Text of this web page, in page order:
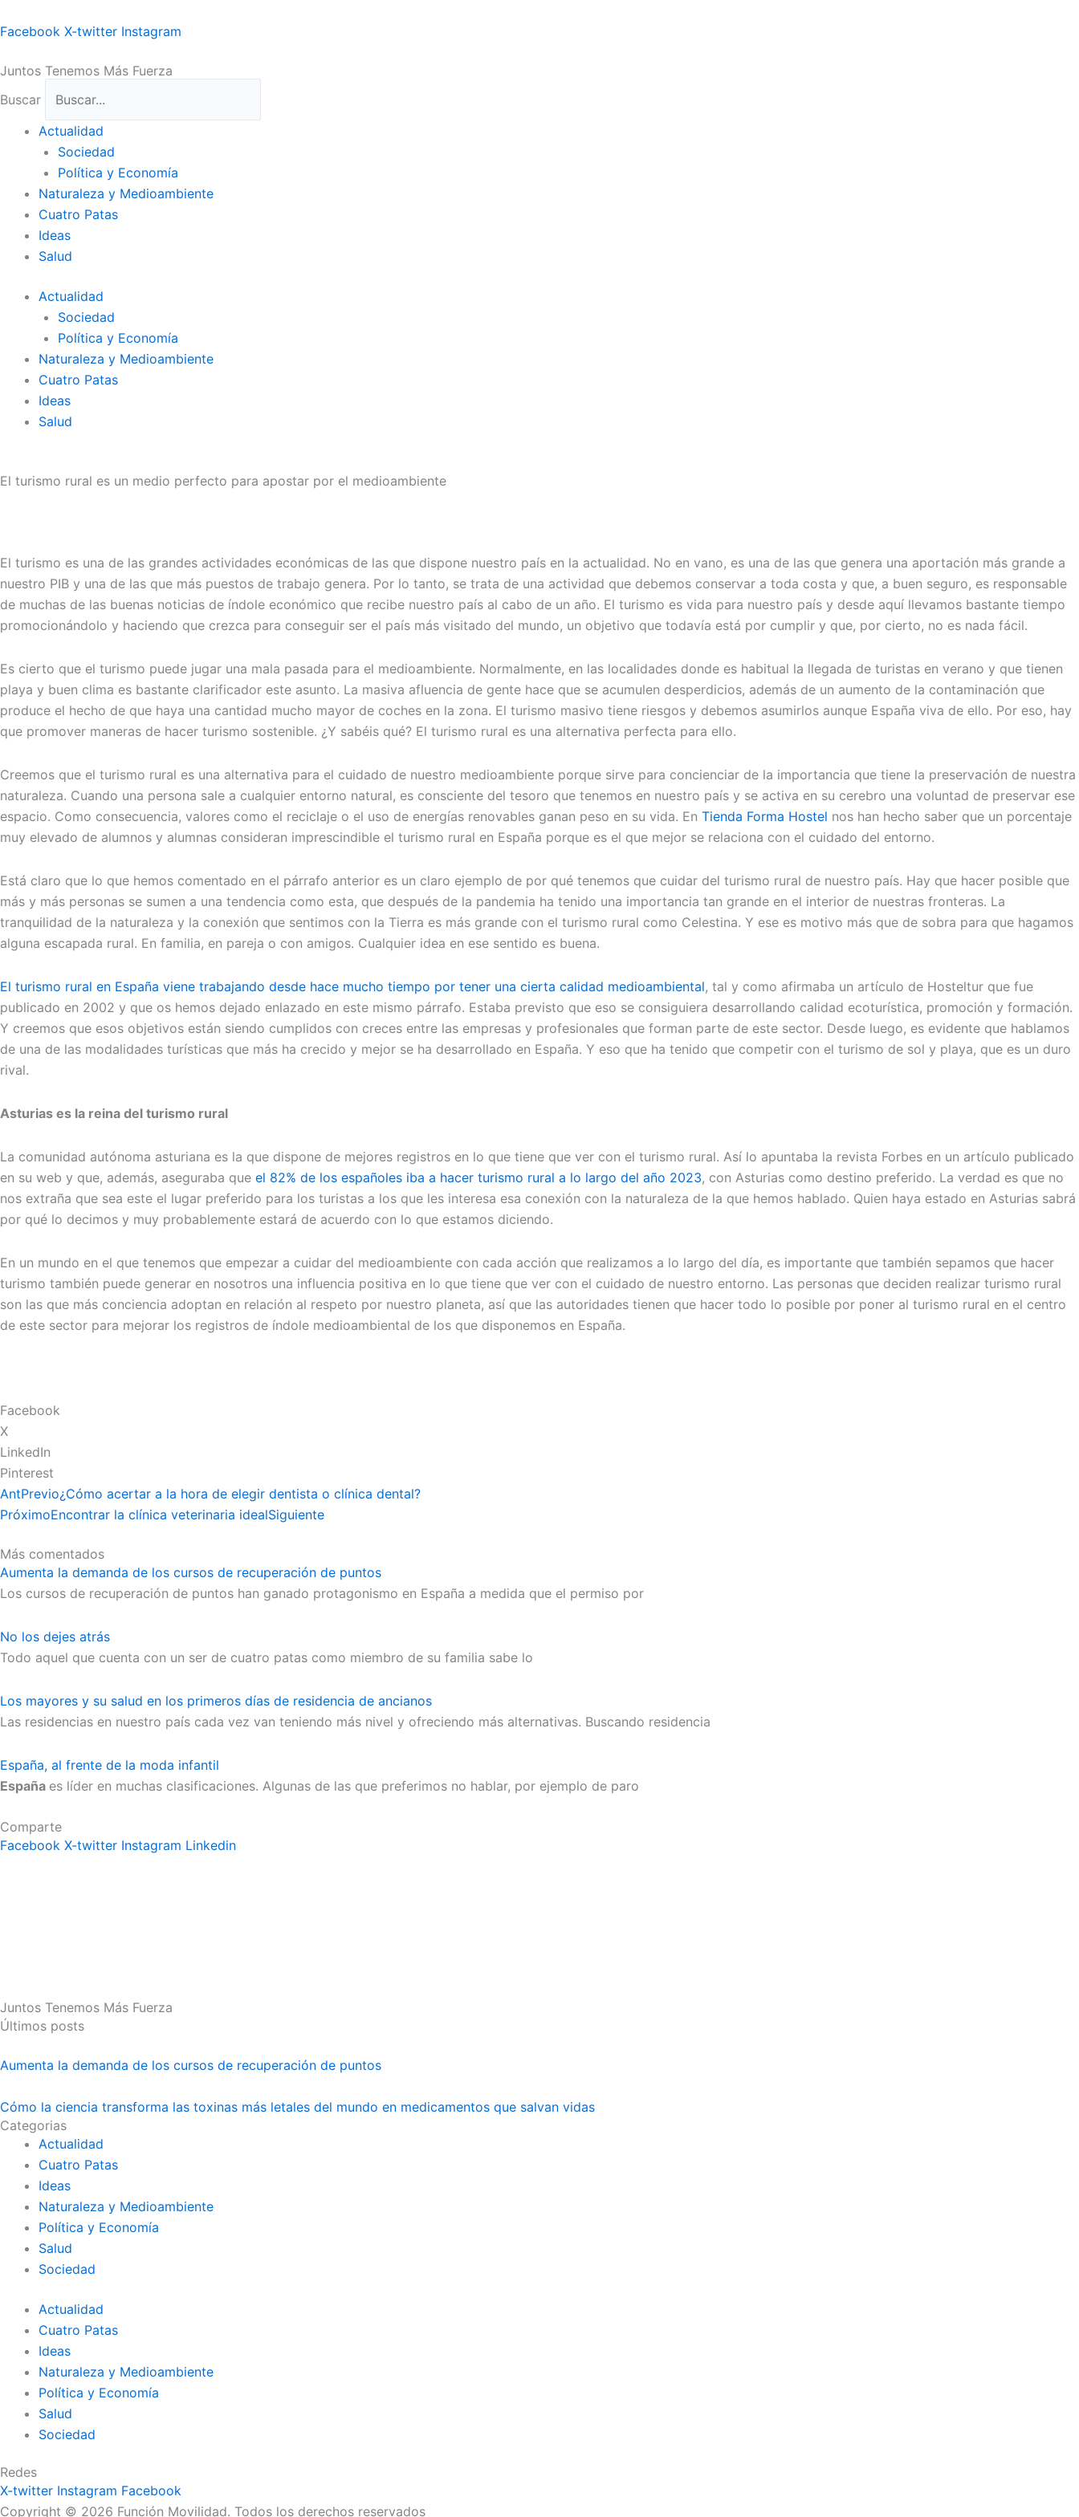
al
Facebook X-twitter Instagram
Juntos Tenemos Más Fuerza
Buscar
Actualidad
Sociedad
Política y Economía
Naturaleza y Medioambiente
Cuatro Patas
Ideas
Salud
Actualidad
Sociedad
Política y Economía
Naturaleza y Medioambiente
Cuatro Patas
Ideas
Salud
El turismo rural es un medio perfecto para apostar por el medioambiente
El turismo es una de las grandes actividades económicas de las que dispone nuestro país en la actualidad. No en vano, es una de las que genera una aportación más grande a
nuestro PIB y una de las que más puestos de trabajo genera. Por lo tanto, se trata de una actividad que debemos conservar a toda costa y que, a buen seguro, es responsable
de muchas de las buenas noticias de índole económico que recibe nuestro país al cabo de un año. El turismo es vida para nuestro país y desde aquí llevamos bastante tiempo
promocionándolo y haciendo que crezca para conseguir ser el país más visitado del mundo, un objetivo que todavía está por cumplir y que, por cierto, no es nada fácil.
Es cierto que el turismo puede jugar una mala pasada para el medioambiente. Normalmente, en las localidades donde es habitual la llegada de turistas en verano y que tienen
playa y buen clima es bastante clarificador este asunto. La masiva afluencia de gente hace que se acumulen desperdicios, además de un aumento de la contaminación que
produce el hecho de que haya una cantidad mucho mayor de coches en la zona. El turismo masivo tiene riesgos y debemos asumirlos aunque España viva de ello. Por eso, hay
que promover maneras de hacer turismo sostenible. ¿Y sabéis qué? El turismo rural es una alternativa perfecta para ello.
Creemos que el turismo rural es una alternativa para el cuidado de nuestro medioambiente porque sirve para concienciar de la importancia que tiene la preservación de nuestra
naturaleza. Cuando una persona sale a cualquier entorno natural, es consciente del tesoro que tenemos en nuestro país y se activa en su cerebro una voluntad de preservar ese
espacio. Como consecuencia, valores como el reciclaje o el uso de energías renovables ganan peso en su vida. En Tienda Forma Hostel nos han hecho saber que un porcentaje
muy elevado de alumnos y alumnas consideran imprescindible el turismo rural en España porque es el que mejor se relaciona con el cuidado del entorno.
Está claro que lo que hemos comentado en el párrafo anterior es un claro ejemplo de por qué tenemos que cuidar del turismo rural de nuestro país. Hay que hacer posible que
más y más personas se sumen a una tendencia como esta, que después de la pandemia ha tenido una importancia tan grande en el interior de nuestras fronteras. La
tranquilidad de la naturaleza y la conexión que sentimos con la Tierra es más grande con el turismo rural como Celestina. Y ese es motivo más que de sobra para que hagamos
alguna escapada rural. En familia, en pareja o con amigos. Cualquier idea en ese sentido es buena.
El turismo rural en España viene trabajando desde hace mucho tiempo por tener una cierta calidad medioambiental, tal y como afirmaba un artículo de Hosteltur que fue
publicado en 2002 y que os hemos dejado enlazado en este mismo párrafo. Estaba previsto que eso se consiguiera desarrollando calidad ecoturística, promoción y formación.
Y creemos que esos objetivos están siendo cumplidos con creces entre las empresas y profesionales que forman parte de este sector. Desde luego, es evidente que hablamos
de una de las modalidades turísticas que más ha crecido y mejor se ha desarrollado en España. Y eso que ha tenido que competir con el turismo de sol y playa, que es un duro
rival.
Asturias es la reina del turismo rural
La comunidad autónoma asturiana es la que dispone de mejores registros en lo que tiene que ver con el turismo rural. Así lo apuntaba la revista Forbes en un artículo publicado
en su web y que, además, aseguraba que el 82% de los españoles iba a hacer turismo rural a lo largo del año 2023, con Asturias como destino preferido. La verdad es que no
nos extraña que sea este el lugar preferido para los turistas a los que les interesa esa conexión con la naturaleza de la que hemos hablado. Quien haya estado en Asturias sabrá
por qué lo decimos y muy probablemente estará de acuerdo con lo que estamos diciendo.
En un mundo en el que tenemos que empezar a cuidar del medioambiente con cada acción que realizamos a lo largo del día, es importante que también sepamos que hacer
turismo también puede generar en nosotros una influencia positiva en lo que tiene que ver con el cuidado de nuestro entorno. Las personas que deciden realizar turismo rural
son las que más conciencia adoptan en relación al respeto por nuestro planeta, así que las autoridades tienen que hacer todo lo posible por poner al turismo rural en el centro
de este sector para mejorar los registros de índole medioambiental de los que disponemos en España.
Facebook
X
LinkedIn
Pinterest
AntPrevio¿Cómo acertar a la hora de elegir dentista o clínica dental?
PróximoEncontrar la clínica veterinaria idealSiguiente
Más comentados
Aumenta la demanda de los cursos de recuperación de puntos
Los cursos de recuperación de puntos han ganado protagonismo en España a medida que el permiso por
No los dejes atrás
Todo aquel que cuenta con un ser de cuatro patas como miembro de su familia sabe lo
Los mayores y su salud en los primeros días de residencia de ancianos
Las residencias en nuestro país cada vez van teniendo más nivel y ofreciendo más alternativas. Buscando residencia
España, al frente de la moda infantil
España es líder en muchas clasificaciones. Algunas de las que preferimos no hablar, por ejemplo de paro
Comparte
Facebook X-twitter Instagram Linkedin
Juntos Tenemos Más Fuerza
Últimos posts
Aumenta la demanda de los cursos de recuperación de puntos
Cómo la ciencia transforma las toxinas más letales del mundo en medicamentos que salvan vidas
Categorias
Actualidad
Cuatro Patas
Ideas
Naturaleza y Medioambiente
Política y Economía
Salud
Sociedad
Actualidad
Cuatro Patas
Ideas
Naturaleza y Medioambiente
Política y Economía
Salud
Sociedad
Redes
X-twitter Instagram Facebook
Copyright © 2026 Función Movilidad. Todos los derechos reservados